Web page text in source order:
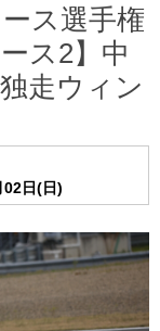
ス選手権
ス2】中
走ウィン
02日(日)